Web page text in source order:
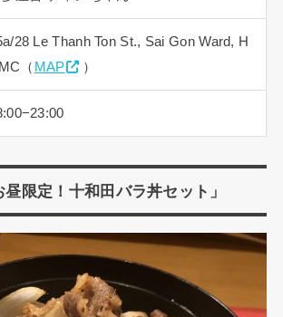
28 Le Thanh Ton St., Sai Gon Ward, H
（ MAP ）
昼限定！十和田バラ丼セット」